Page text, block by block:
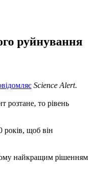
руйнування
Science Alert.
то рівень
років, щоб він
найкращим рішенням